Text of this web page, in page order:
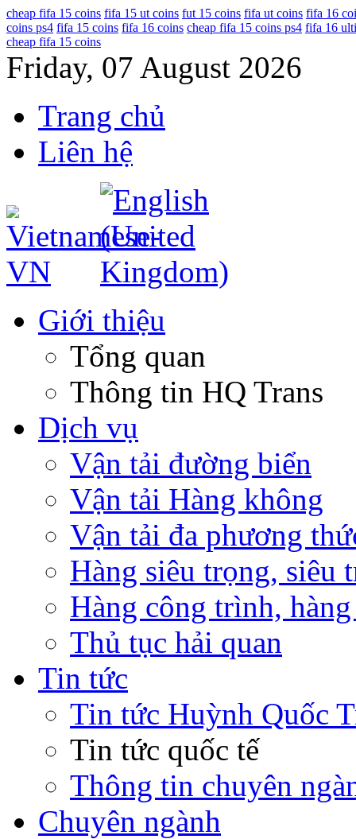
cheap fifa 15 coins fifa 15 ut coins fut 15 coins fifa ut coins fifa 16
coins ps4 fifa 15 coins fifa 16 coins cheap fifa 15 coins ps4 fifa 16
cheap fifa 15 coins
Friday, 07 August 2026
Trang chủ
Liên hệ
Giới thiệu
Tổng quan
Thông tin HQ Trans
Dịch vụ
Vận tải đường biển
Vận tải Hàng không
Vận tải đa phương
Hàng siêu trọng, siêu
Hàng công trình,
Thủ tục hải quan
Tin tức
Tin tức Huỳnh Quốc
Tin tức quốc tế
Thông tin chuyên
Chuyên ngành